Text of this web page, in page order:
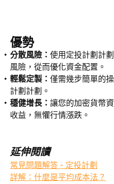
優勢
分散風險： 使用定投計劃計
風險，從而優化資金配置。
輕鬆定製： 僅需幾步簡單的
計劃計劃。
穩健增長： 讓您的加密貨幣
收益，無懼行情漲跌。
延伸閱讀
常見問題解答 - 定投計劃
詳解：什麼是平均成本法？